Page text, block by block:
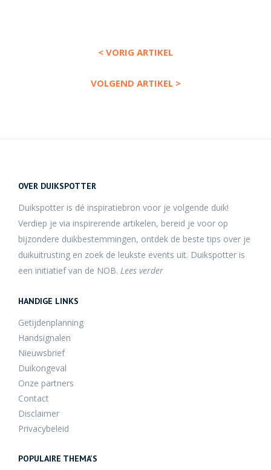
< VORIG ARTIKEL
VOLGEND ARTIKEL >
OVER DUIKSPOTTER
Duikspotter is dé inspiratiebron voor je volgende duik!
Verdiep je via inspirerende artikelen, bereid je voor op
bijzondere duikbestemmingen, ontdek de beste tips over je
duikuitrusting en zoek de leukste events uit. Duikspotter is
een initiatief van de NOB. Lees verder
HANDIGE LINKS
Getijdenplanning
Handsignalen
Nieuwsbrief
Duikongeval
Onze partners
Contact
Disclaimer
Privacybeleid
POPULAIRE THEMA'S